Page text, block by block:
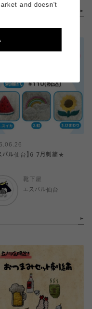
スパル仙台】6-7月刺繍★
靴下屋
エスパル仙台
and doesn't